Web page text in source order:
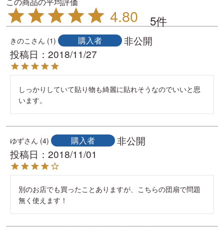
4.80 5
きのこ 1 購入者
非公開
投稿日
2018/11/27
しっかりしていて貼り物も綺麗に貼れそうなのでいいと思
います。
ゆず 4 購入者
非公開
投稿日
2018/11/01
別のお店でも買ったことありますが、こちらの団扇で問題
無く使えます！